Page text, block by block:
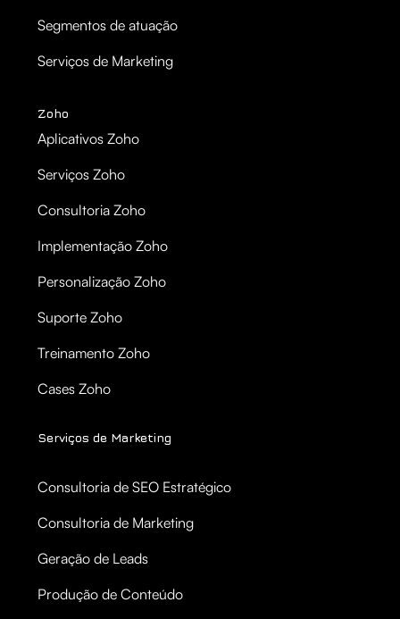
Segmentos de atuação
Serviços de Marketing
Zoho
Aplicativos Zoho
Serviços Zoho
Consultoria Zoho
Implementação Zoho
Personalização Zoho
Suporte Zoho
Treinamento Zoho
Cases Zoho
Serviços de Marketing
Consultoria de SEO Estratégico
Consultoria de Marketing
Geração de Leads
Produção de Conteúdo